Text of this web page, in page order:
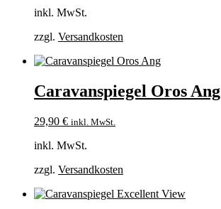
inkl. MwSt.
zzgl. Versandkosten
Caravanspiegel Oros Ang
29,90 € inkl. MwSt.
inkl. MwSt.
zzgl. Versandkosten